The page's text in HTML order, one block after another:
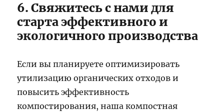
6. Свяжитесь с нами для
старта эффективного и
экологичного производства
Если вы планируете оптимизировать
утилизацию органических отходов и
повысить эффективность
компостирования, наша компостная